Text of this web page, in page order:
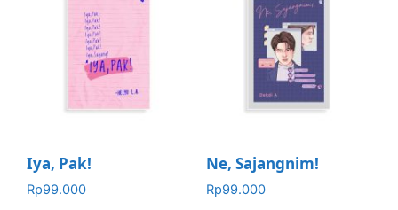
Iya, Pak!
Rp99.000
Ne, Sajangnim!
Rp99.000